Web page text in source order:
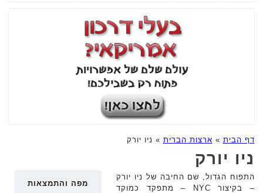
דף הבית » ארצות הברית » ניו יורק
ניו יורק
מפה והתמצאות
התפוח הגדול, שם החיבה של ניו יורק
– בקיצור NYC – מתפקד כמוקד